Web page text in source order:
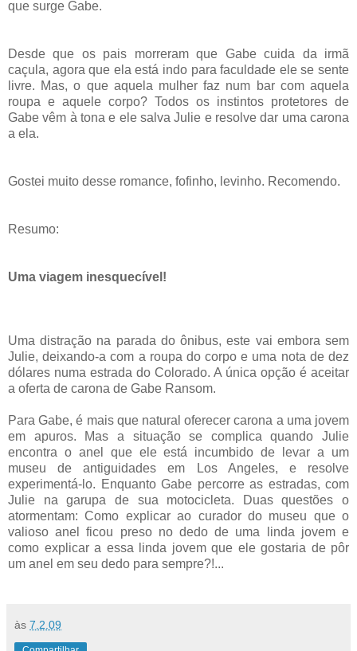
que surge Gabe.
Desde que os pais morreram que Gabe cuida da irmã
caçula, agora que ela está indo para faculdade ele se sente
livre. Mas, o que aquela mulher faz num bar com aquela
roupa e aquele corpo? Todos os instintos protetores de
Gabe vêm à tona e ele salva Julie e resolve dar uma carona
a ela.
Gostei muito desse romance, fofinho, levinho. Recomendo.
Resumo:
Uma viagem inesquecível!
Uma distração na parada do ônibus, este vai embora sem
Julie, deixando-a com a roupa do corpo e uma nota de dez
dólares numa estrada do Colorado. A única opção é aceitar
a oferta de carona de Gabe Ransom.
Para Gabe, é mais que natural oferecer carona a uma jovem
em apuros. Mas a situação se complica quando Julie
encontra o anel que ele está incumbido de levar a um
museu de antiguidades em Los Angeles, e resolve
experimentá-lo. Enquanto Gabe percorre as estradas, com
Julie na garupa de sua motocicleta. Duas questões o
atormentam: Como explicar ao curador do museu que o
valioso anel ficou preso no dedo de uma linda jovem e
como explicar a essa linda jovem que ele gostaria de pôr
um anel em seu dedo para sempre?!...
às 7.2.09